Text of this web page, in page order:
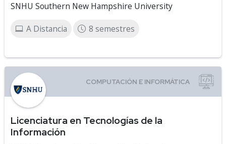
SNHU Southern New Hampshire University
A Distancia 8 semestres
Licenciatura en Tecnologías de la
Información